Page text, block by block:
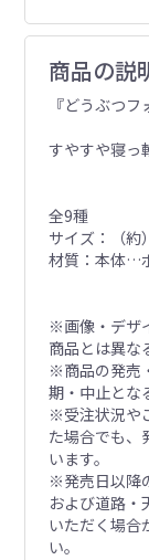
商品の説
『どうぶつ
すやすや寝っ
全9種
サイズ：（
材質：本体…
※画像・デザ
商品とは異な
※商品の発売
期・中止とな
※受注状況や
た場合でも、
います。
※発売日以降
および道路・
いただく場合
い。